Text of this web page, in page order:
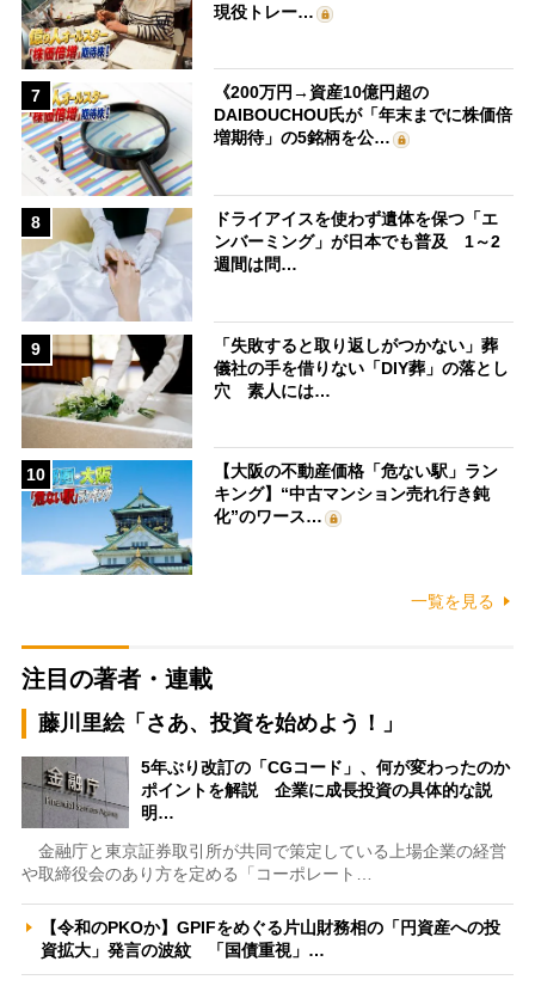
現役トレー…
7
《200万円→資産10億円超の
DAIBOUCHOU氏が「年末までに株価倍
増期待」の5銘柄を公…
8
ドライアイスを使わず遺体を保つ「エ
ンバーミング」が日本でも普及 1～2
週間は問…
9
「失敗すると取り返しがつかない」葬
儀社の手を借りない「DIY葬」の落とし
穴 素人には…
10
【大阪の不動産価格「危ない駅」ラン
キング】“中古マンション売れ行き鈍
化”のワース…
一覧を見る
注目の著者・連載
藤川里絵「さあ、投資を始めよう！」
5年ぶり改訂の「CGコード」、何が変わったのか
ポイントを解説 企業に成長投資の具体的な説
明…
金融庁と東京証券取引所が共同で策定している上場企業の経営
や取締役会のあり方を定める「コーポレート…
【令和のPKOか】GPIFをめぐる片山財務相の「円資産への投
資拡大」発言の波紋 「国債重視」…